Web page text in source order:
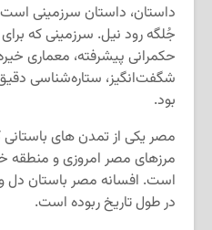
داستان، داستان سرزمینی است
جُلگه رود نیل. سرزمینی که
حکمرانی پیشرفته، معماری
شگفتانگیز، ستارهشناسی
بود.
مصر یکی از تمدنهای
مرزهای مصر امروزی و منطقه
است. افسانه مصر باستان دل
در طول تاریخ ربوده است.